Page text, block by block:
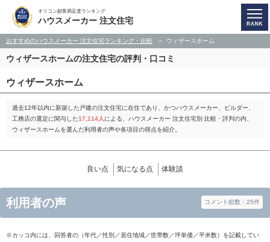
オリコン顧客満足度ランキング
ハウスメーカー 注文住宅
おすすめのハウスメーカー 注文住宅ランキング・比較 ウィザースホーム
ウィザースホームの注文住宅の評判・口コミ
ウィザースホーム
過去12年以内に新築した戸建の注文住宅に在住であり、かつハウスメーカー、ビルダー、
工務店の選定に関与した17,114人 による、ハウスメーカー 注文住宅別 比較・評判の内、
ウィザースホームを選んだ利用者の声や各項目の得点を紹介。
良い点 気になる点 体験談
利用者の声 コメント総数：25件
※カッコ内には、回答者の（年代／性別／居住地域／世帯数／坪単価／平米数）を記載してい